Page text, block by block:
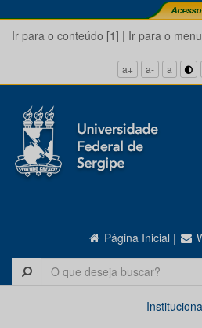
Ir para o conteúdo [1] | Ir para o
a+ a- a
Página Inicial |